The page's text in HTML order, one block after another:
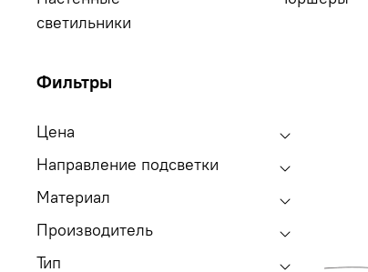
светильники
Фильтры
Цена
Направление подсветки
Материал
Производитель
Тип